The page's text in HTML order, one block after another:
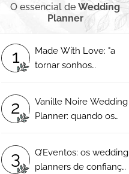
O essencial de Wedding
Planner
1
Made With Love: "a
tornar sonhos
2
Vanille Noire Wedding
Planner: quando os
3
Q’Eventos: os wedding
planners de confiança